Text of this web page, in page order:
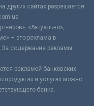
других сайтах разрешается
«Актуально»,
– это реклама в
За содержание рекламы
рекламой банковских
продуктах и услугах можно
банка.